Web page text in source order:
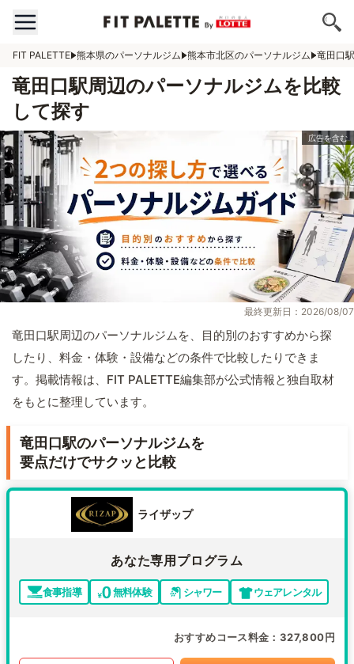
FIT PALETTE 熊本県のパーソナルジム 熊本市北区のパーソナルジム 竜田口
竜田口駅周辺のパーソナルジムを比較
して探す
最終更新日：2026/08/07
竜田口駅周辺のパーソナルジムを、目的別のおすすめから探
したり、料金・体験・設備などの条件で比較したりできま
す。掲載情報は、FIT PALETTE編集部が公式情報と独自取材
をもとに整理しています。
竜田口駅のパーソナルジムを
要点だけでサクッと比較
ライザップ
あなた専用プログラム
食事指導 無料体験 シャワー ウェアレンタル
おすすめコース料金 327,800円